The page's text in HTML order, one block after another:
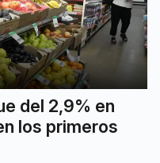
del 2,9% en
los primeros